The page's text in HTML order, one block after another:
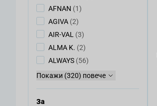
AFNAN (1)
AGIVA (2)
AIR-VAL (3)
ALMA K. (2)
ALWAYS (56)
Покажи (320) повече
За